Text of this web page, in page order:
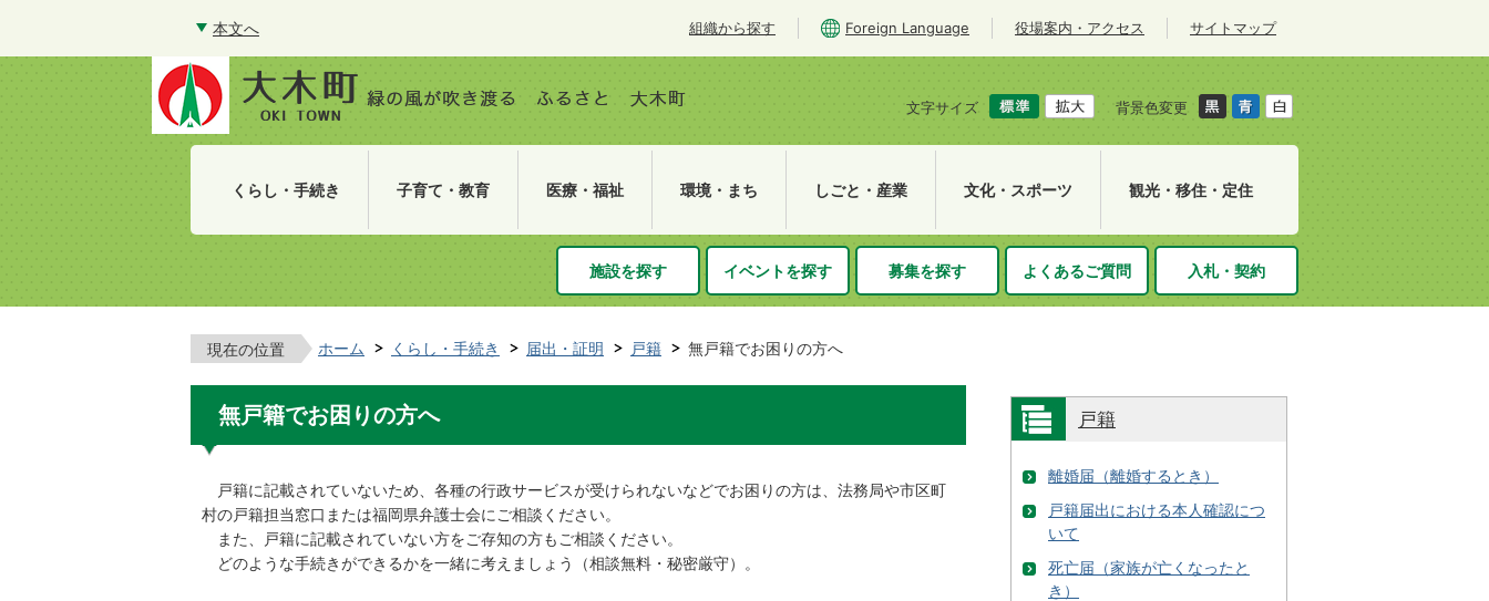
本文へ 組織から探す Foreign Language 役場案内・アクセス サイトマップ
文字サイズ 背景色変更
くらし・手続き 子育て・教育 医療・福祉 環境・まち しごと・産業 文化・スポーツ 観光・移住・定住
施設を探す イベントを探す 募集を探す よくあるご質問 入札・契約
現在の位置 ホーム くらし・手続き 届出・証明 戸籍 無戸籍でお困りの方へ
無戸籍でお困りの方へ
戸籍に記載されていないため、各種の行政サービスが受けられないなどでお困りの方は、法務局や市区町
村の戸籍担当窓口または福岡県弁護士会にご相談ください。
また、戸籍に記載されていない方をご存知の方もご相談ください。
どのような手続きができるかを一緒に考えましょう（相談無料・秘密厳守）。
戸籍
離婚届（離婚するとき）
戸籍届出における本人確認につ
いて
死亡届（家族が亡くなったと
き）